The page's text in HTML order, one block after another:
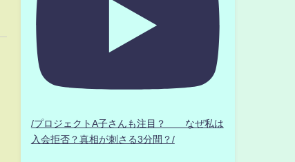
/プロジェクトA子さんも注目？ なぜ私は
入会拒否？真相が刺さる3分間？/